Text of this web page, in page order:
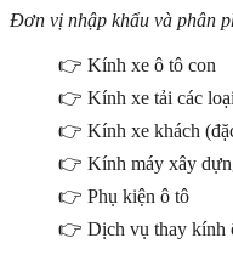
Đơn vị nhập khẩu và phân
👉 Kính xe ô tô con
👉 Kính xe tải các loại
👉 Kính xe khách
👉 Kính máy xây
👉 Phụ kiện ô tô
👉 Dịch vụ thay kính